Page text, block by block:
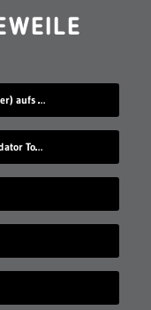
Remi Gaillard mogelt sich (mal wieder) aufs Volleyball-Mannschaftsfoto
Xavi, Van Persie & Co. gegen die Predator Todeszonen